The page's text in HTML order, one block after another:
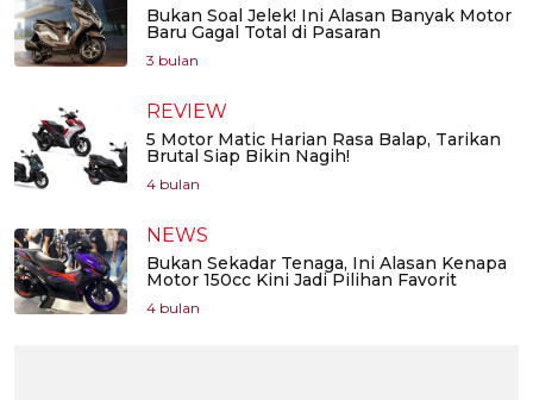
Bukan Soal Jelek! Ini Alasan Banyak Motor
Baru Gagal Total di Pasaran
3 bulan
REVIEW
5 Motor Matic Harian Rasa Balap, Tarikan
Brutal Siap Bikin Nagih!
4 bulan
NEWS
Bukan Sekadar Tenaga, Ini Alasan Kenapa
Motor 150cc Kini Jadi Pilihan Favorit
4 bulan